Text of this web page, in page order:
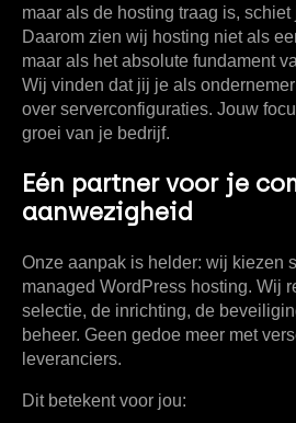
maar als de hosting traag is, schiet
Daarom zien wij hosting niet als
maar als het absolute fundament
Wij vinden dat jij je als
over serverconfiguraties. Jouw
groei van je bedrijf.
Eén partner voor je
aanwezigheid
Onze aanpak is helder: wij kiezen
managed WordPress hosting. Wij
selectie, de inrichting, de
beheer. Geen gedoe meer met
leveranciers.
Dit betekent voor jou: